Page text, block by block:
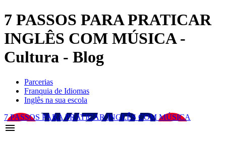
7 PASSOS PARA PRATICAR
INGLÊS COM MÚSICA -
Cultura - Blog
Parcerias
Franquia de Idiomas
Inglês na sua escola
7 PASSOS PARA PRATICAR INGLÊS COM MÚSICA
menu